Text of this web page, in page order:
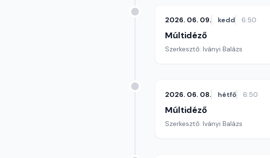
2026. 06. 09. kedd 6:50
Múltidéző
Szerkesztő: Iványi Balázs
2026. 06. 08. hétfő 6:50
Múltidéző
Szerkesztő: Iványi Balázs